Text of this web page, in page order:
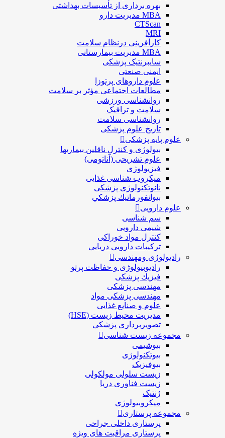
بهره برداری از تأسیسات بهداشتی
MBA مدیریت دارو
CTScan
MRI
کارآفرینی درنظام سلامت
MBA مدیریت بیمارستانی
سایبرنتیک پزشکی
ایمنی صنعتی
علوم داروهای پرتوزا
مطالعات اجتماعی مؤثر بر سلامت
روانشناسی ورزشی
سلامت و ترافیک
روانشناسی سلامت
تاریخ علوم پزشکی
علوم پایه پزشکی
بیولوژی و کنترل ناقلین بیماریها
علوم تشریحی (آناتومی)
فیزیولوژی
ميكروب شناسی غذایی
نانوتکنولوژی پزشکی
بيوانفورماتيك پزشكي
علوم دارویی
سم شناسی
شیمی دارویی
کنترل مواد خوراکی
ترکیبات دارویی دریایی
رادیولوژی ومهندسی
رادیوبیولوژی و حفاظت پرتو
فيزيك پزشکی
مهندسی پزشکی
مهندسی پزشکی مواد
علوم و صنايع غذایی
مدیریت محیط زیست (HSE)
تصویربرداری پزشکی
مجموعه زیست شناسی
بیوشیمی
بیوتکنولوژی
بیوفیزیک
زیست سلولی مولکولی
زیست فناوری دریا
ژنتیک
میکروبیولوژی
مجموعه پرستاری
پرستاری داخلی جراحی
پرستاری مراقبت های ويژه